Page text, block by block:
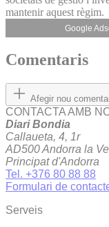
mantenir aquest règim.
Google
Comentaris
Afegir nou
CONTACTA AMB
Diari Bondia
Callaueta, 4, 1r
AD500 Andorra la
Principat d'Andorra
Tel. +376 80 88 88
Formulari de
Serveis